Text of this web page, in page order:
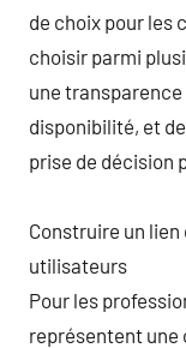
de choix pour les
choisir parmi
une
disponibilité, et
prise de décision
Construire un
utilisateurs
Pour les
représentent une